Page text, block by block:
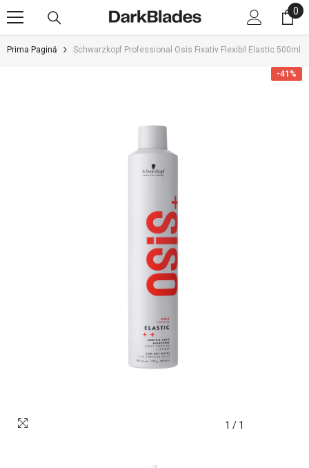
0
0
Prima Pagină Schwarzkopf Professional Osis Fixativ Flexibil Elastic 500ml
-41%
1 / 1